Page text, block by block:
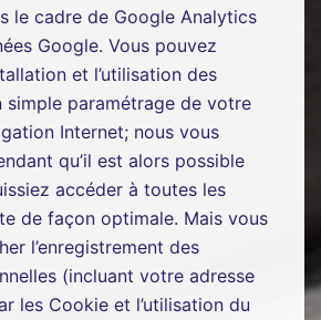
le cadre de Google Analytics
Google. Vous pouvez
et l’utilisation des
simple paramétrage de votre
Internet; nous vous
qu’il est alors possible
accéder à toutes les
de façon optimale. Mais vous
l’enregistrement des
(incluant votre adresse
les Cookie et l’utilisation du